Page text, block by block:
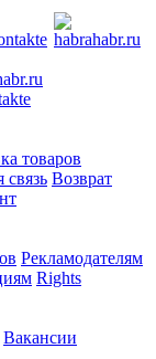
товаров
связь Возврат
Рекламодателям
Rights
Вакансии